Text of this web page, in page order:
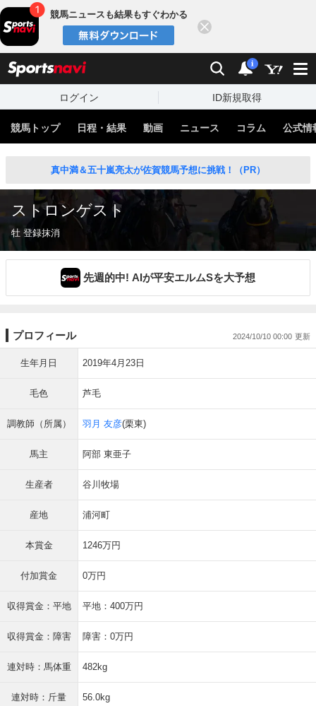
競馬ニュースも結果もすぐわかる
検索 通知
i
ログイン ID新規取得
競馬トップ 日程・結果 動画 ニュース コラム 公式情
真中満＆五十嵐亮太が佐賀競馬予想に挑戦！（PR）
ストロンゲスト
牡 登録抹消
先週的中! AIが平安エルムSを大予想
プロフィール 2024/10/10 00:00
生年月日 2019年4月23日
毛色 芦毛
調教師（所属） 羽月 友彦(栗東)
馬主 阿部 東亜子
生産者 谷川牧場
産地 浦河町
本賞金 1246万円
付加賞金 0万円
収得賞金：平地 平地：400万円
収得賞金：障害 障害：0万円
連対時：馬体重 482kg
連対時：斤量 56.0kg